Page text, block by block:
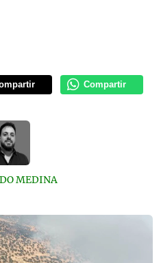
Compartir
MEDINA